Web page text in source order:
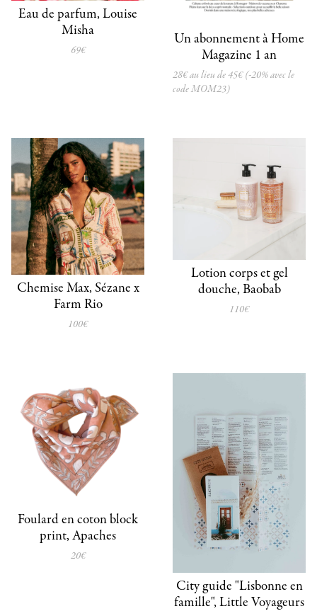
Eau de parfum, Louise
Misha
69€
Un abonnement à Home
Magazine 1 an
28€ au lieu de 45€ (-20% avec le
code MOM23)
Chemise Max, Sézane x
Farm Rio
100€
Lotion corps et gel
douche, Baobab
110€
Foulard en coton block
print, Apaches
20€
City guide "Lisbonne en
famille", Little Voyageurs